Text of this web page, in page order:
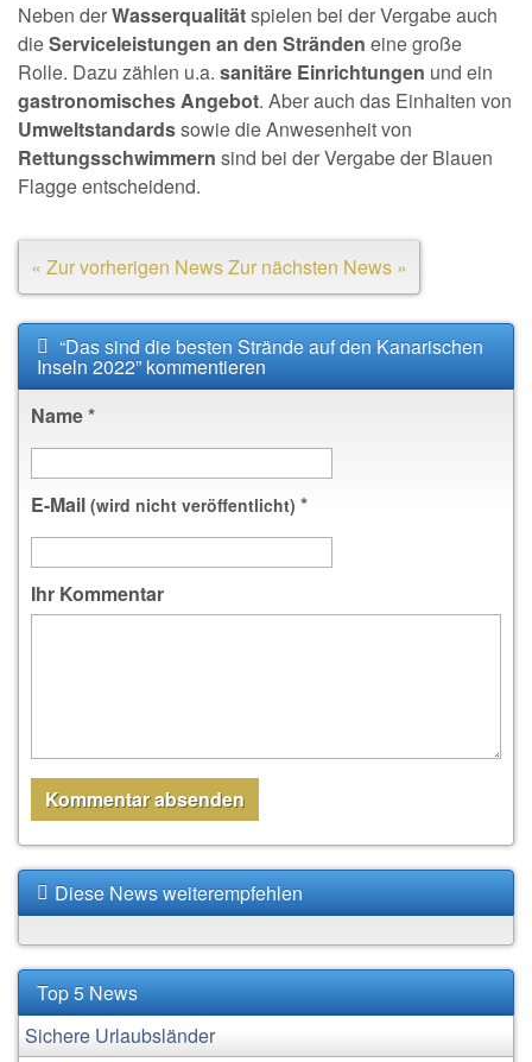
Neben derWasserqualitätspielen bei der Vergabe auch
dieServiceleistungen an den Stränden eine große
Rolle. Dazu zählen u.a. sanitäre Einrichtungen und ein
gastronomisches Angebot. Aber auch das Einhalten von
Umweltstandardssowie die Anwesenheit von
Rettungsschwimmern sind bei der Vergabe der Blauen
Flagge entscheidend.
« Zur vorherigen NewsZur nächsten News »
“Das sind die besten Strände auf den Kanarischen
Inseln 2022” kommentieren
Name*
E-Mail (wird nicht veröffentlicht) *
Ihr Kommentar
Diese News weiterempfehlen
Top 5 News
Sichere Urlaubsländer